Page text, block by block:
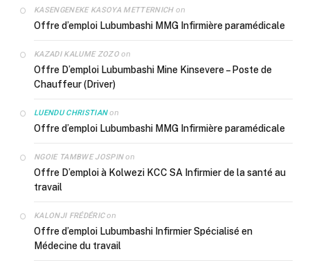
KASENGENEKE KASOYA METTERNICHon
Offre d’emploi Lubumbashi MMG Infirmière paramédicale
KAZADI KALUME ZOZOon
Offre D’emploi Lubumbashi Mine Kinsevere – Poste de
Chauffeur (Driver)
LUENDU CHRISTIANon
Offre d’emploi Lubumbashi MMG Infirmière paramédicale
NGOIE TAMBWE JOSPINon
Offre D’emploi à Kolwezi KCC SA Infirmier de la santé au
travail
KALONJI FRÉDÉRICon
Offre d’emploi Lubumbashi Infirmier Spécialisé en
Médecine du travail